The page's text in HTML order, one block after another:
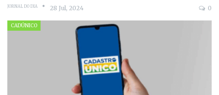
JORNAL DO DIA 28 Jul, 2024 0
CADÚNICO